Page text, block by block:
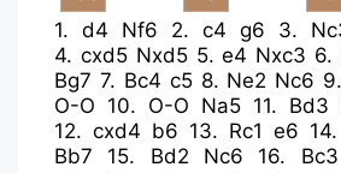
1. d4 Nf6 2. c4 g6 3.
4. cxd5 Nxd5 5.e4 Nxc3 6.
Bg7 7. Bc4 c5 8. Ne2 Nc6 9.
O-O 10. O-O Na5 11. Bd3
12. cxd4 b6 13. Rc1 e6 14.
Bb7
15. Bd2 Nc6 16. Bc3